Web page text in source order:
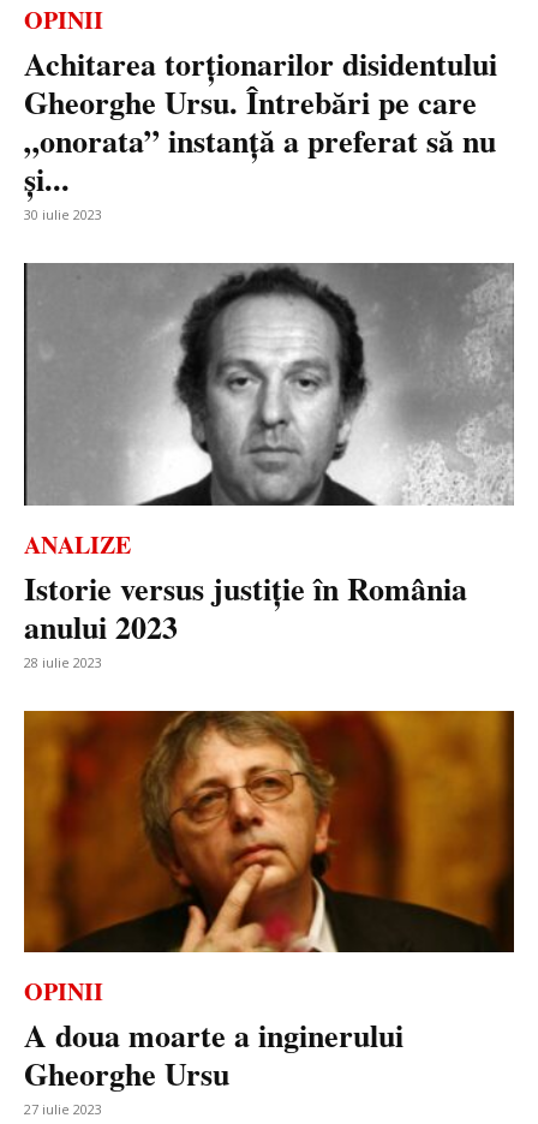
OPINII
Achitarea torționarilor disidentului
Gheorghe Ursu. Întrebări pe care
„onorata” instanță a preferat să nu
și...
30 iulie 2023
ANALIZE
Istorie versus justiție în România
anului 2023
28 iulie 2023
OPINII
A doua moarte a inginerului
Gheorghe Ursu
27 iulie 2023